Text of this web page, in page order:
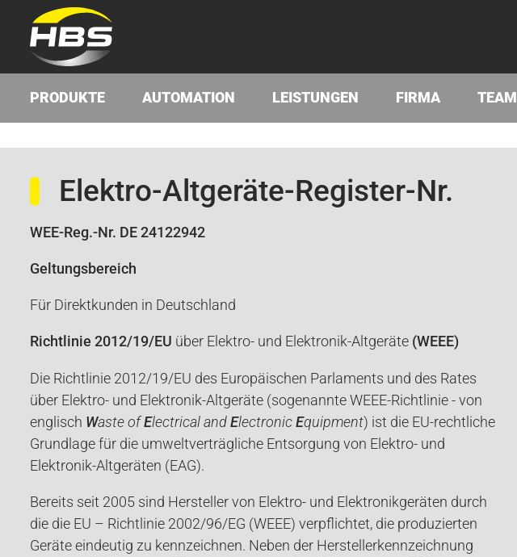
PRODUKTE AUTOMATION LEISTUNGEN FIRMA TEAM
Elektro-Altgeräte-Register-Nr.
WEE-Reg.-Nr. DE 24122942
Geltungsbereich
Für Direktkunden in Deutschland
Richtlinie 2012/19/EU über Elektro- und Elektronik-Altgeräte(WEEE)
Die Richtlinie 2012/19/EU des Europäischen Parlaments und des Rates
über Elektro- und Elektronik-Altgeräte (sogenannte WEEE-Richtlinie - von
englisch Waste ofElectrical andElectronicEquipment) ist die EU-rechtliche
Grundlage für die umweltverträgliche Entsorgung von Elektro- und
Elektronik-Altgeräten (EAG).
Bereits seit 2005 sind Hersteller von Elektro- und Elektronikgeräten durch
die die EU – Richtlinie 2002/96/EG (WEEE) verpflichtet, die produzierten
Geräte eindeutig zu kennzeichnen. Neben der Herstellerkennzeichnung